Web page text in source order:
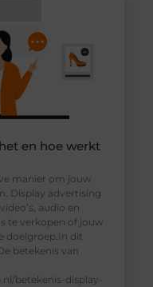
en hoe werkt
manier om jouw
Display advertising
audio en
te verkopen of jouw
doelgroep.In dit
betekenis van
betekenis-display-